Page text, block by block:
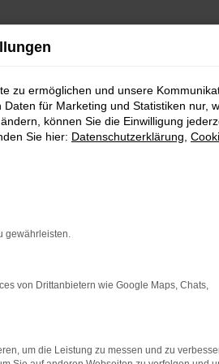
unterwegs
Nürnberg und Umgebung existiert
zu ermöglichen und unsere
für Marketing und Statistiken nur,
können Sie die Einwilligung
Sie hier: Datenschutzerklärung
gewährleisten.
von Drittanbietern wie Google Maps, Chats,
um die Leistung zu messen und zu